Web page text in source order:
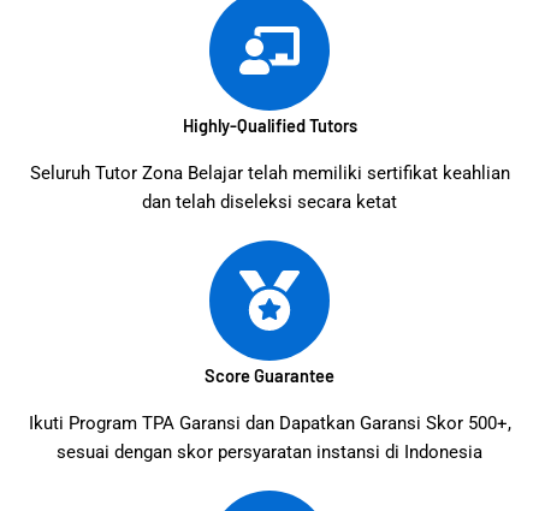
Highly-Qualified Tutors
Seluruh Tutor Zona Belajar telah memiliki sertifikat keahlian
dan telah diseleksi secara ketat
Score Guarantee
Ikuti Program TPA Garansi dan Dapatkan Garansi Skor 500+,
sesuai dengan skor persyaratan instansi di Indonesia